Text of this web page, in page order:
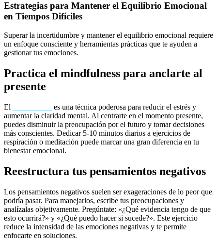
Estrategias para Mantener el Equilibrio Emocional
en Tiempos Difíciles
Superar la incertidumbre y mantener el equilibrio emocional requiere
un enfoque consciente y herramientas prácticas que te ayuden a
gestionar tus emociones.
Practica el mindfulness para anclarte al
presente
El
es una técnica poderosa para reducir el estrés y
aumentar la claridad mental. Al centrarte en el momento presente,
puedes disminuir la preocupación por el futuro y tomar decisiones
más conscientes. Dedicar 5-10 minutos diarios a ejercicios de
respiración o meditación puede marcar una gran diferencia en tu
bienestar emocional.
Reestructura tus pensamientos negativos
Los pensamientos negativos suelen ser exageraciones de lo peor que
podría pasar. Para manejarlos, escribe tus preocupaciones y
analízalas objetivamente. Pregúntate: «¿Qué evidencia tengo de que
esto ocurrirá?» y «¿Qué puedo hacer si sucede?». Este ejercicio
reduce la intensidad de las emociones negativas y te permite
enfocarte en soluciones.